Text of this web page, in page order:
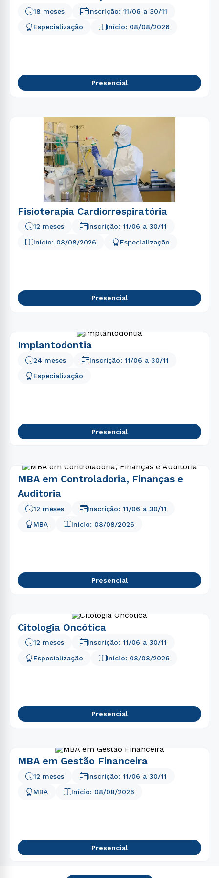
18 meses
Especialização
Início: 08/08/2026
Inscrição: 11/06 a 30/11
Presencial
Fisioterapia Cardiorrespiratória
Início: 08/08/2026
12 meses
Especialização
Inscrição: 11/06 a 30/11
Presencial
Implantodontia
Especialização
24 meses Inscrição: 11/06 a 30/11
Presencial
MBA em Controladoria, Finanças e
Auditoria
MBA Início: 08/08/2026
12 meses Inscrição: 11/06 a 30/11
Presencial
Citologia Oncótica
12 meses
Especialização
Início: 08/08/2026
Inscrição: 11/06 a 30/11
Presencial
MBA em Gestão Financeira
MBA Início: 08/08/2026
12 meses Inscrição: 11/06 a 30/11
Presencial